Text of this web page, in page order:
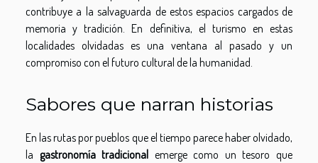
contribuye a la salvaguarda de estos espacios cargados de
memoria y tradición. En definitiva, el turismo en estas
localidades olvidadas es una ventana al pasado y un
compromiso con el futuro cultural de la humanidad.
Sabores que narran historias
En las rutas por pueblos que el tiempo parece haber olvidado,
la gastronomía tradicional emerge como un tesoro que